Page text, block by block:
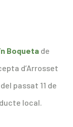
Boqueta de
d’Arrosset
passat 11 de
local.